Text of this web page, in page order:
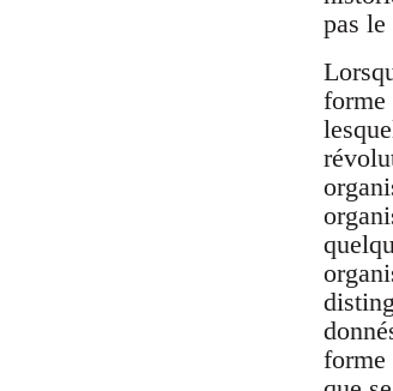
pas
forme
forme